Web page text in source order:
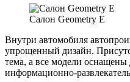
Салон Geometry E
Внутри автомобиля
упрощенный дизайн.
тема, а все модели
информационно-